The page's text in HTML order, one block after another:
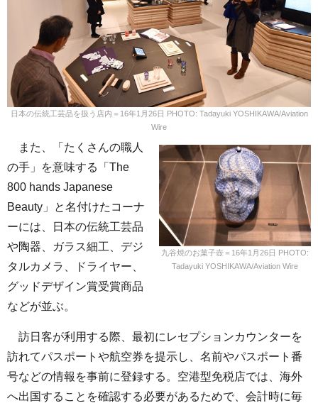
日本の伝統工芸品を扱う店内＝16年1月26日 PHOTO: Tadayuki YOSHIKAWA/Aviation
Wire
九谷焼のお菓子壺＝16年1月26日 PHOTO:
Tadayuki YOSHIKAWA/Aviation Wire
また、「たくさんの職人
の手」を意味する「The
800 hands Japanese
Beauty」と名付けたコーナ
ーには、日本の伝統工芸品
や陶器、ガラス細工、デジ
タルカメラ、ドライヤー、
グッドデザイン賞受賞商品
などが並ぶ。
訪日客が利用する際、最初にレセプションカウンターを
訪れてパスポートや航空券を提示し、名前やパスポート番
号などの情報を事前に登録する。空港型免税店では、海外
へ出国することを確認する必要があるためで、会計時に毎